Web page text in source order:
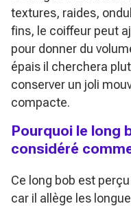
textures, raides,
fins, le coiffeur peut
pour donner du
épais il cherchera
conserver un joli
compacte.
Pourquoi le long
considéré
Ce long bob est
car il allège les